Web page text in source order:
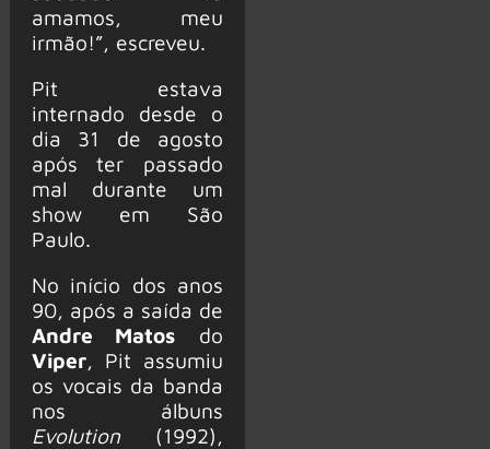
amamos, meu
irmão!”, escreveu.
Pit estava
internado desde o
dia 31 de agosto
após ter passado
mal durante um
show em São
Paulo.
No início dos anos
90, após a saída de
Andre Matos do
Viper, Pit assumiu
os vocais da banda
nos álbuns
Evolution(1992),